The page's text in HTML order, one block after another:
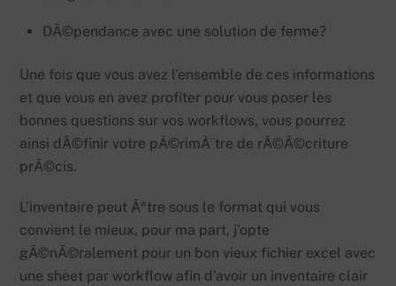
DÃ©pendance avec une solution de ferme?
Une fois que vous avez l’ensemble de ces informations
et que vous en avez profiter pour vous poser les
bonnes questions sur vos workflows, vous pourrez
ainsi dÃ©finir votre pÃ©rimÃ¨tre de rÃ©Ã©criture
prÃ©cis.
L’inventaire peut Ãªtre sous le format qui vous
convient le mieux, pour ma part, j’opte
gÃ©nÃ©ralement pour un bon vieux fichier excel avec
une sheet par workflow afin d’avoir un inventaire clair